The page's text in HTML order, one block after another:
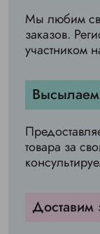
Мы любим
заказов.
участником
товара за
Доставим